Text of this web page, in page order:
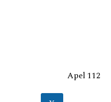
Apel 112